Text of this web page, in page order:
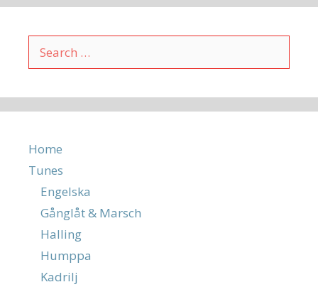
for:
Home
Tunes
Engelska
Gånglåt & Marsch
Halling
Humppa
Kadrilj